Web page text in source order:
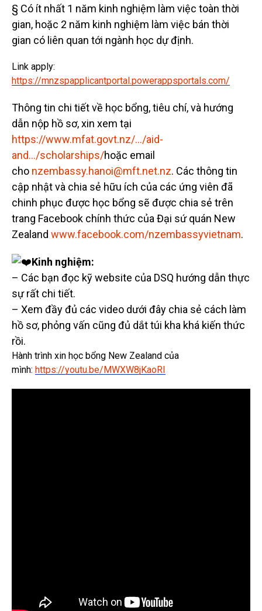
§ Có ít nhất 1 năm kinh nghiệm làm việc toàn thời
gian, hoặc 2 năm kinh nghiệm làm việc bán thời
gian có liên quan tới ngành học dự định.
Link apply:
https://mnzspapplicantportal.powerappsportals.com/
Thông tin chi tiết về học bổng, tiêu chí, và hướng
dẫn nộp hồ sơ, xin xem tại
https://www.mfat.govt.nz/…/aid-
and…/scholarships/hoặc email
cho nzembassy.hanoi@mft.net.nz. Các thông tin
cập nhật và chia sẻ hữu ích của các ứng viên đã
chinh phục được học bổng sẽ được chia sẻ trên
trang Facebook chính thức của Đại sứ quán New
Zealand www.facebook.com/nzembassyvietnam.
Kinh nghiệm:
– Các bạn đọc kỹ website của DSQ hướng dẫn thực
sự rất chi tiết.
– Xem đầy đủ các video dưới đây chia sẻ cách làm
hồ sơ, phỏng vấn cũng đủ dắt túi kha khá kiến thức
rồi.
Hành trình xin học bổng New Zealand của
mình: https://youtu.be/MWXW8jKaoRI